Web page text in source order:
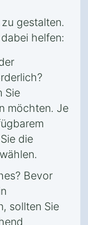
gestalten.
helfen:
Sie
möchten. Je
die
Bevor
sollten Sie